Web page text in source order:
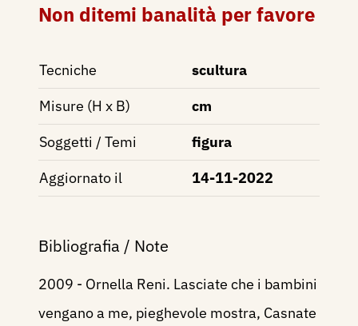
Non ditemi banalità per favore
Tecniche
scultura
Misure (H x B)
cm
Soggetti / Temi
figura
Aggiornato il
14-11-2022
Bibliografia / Note
2009 - Ornella Reni. Lasciate che i bambini
vengano a me, pieghevole mostra, Casnate